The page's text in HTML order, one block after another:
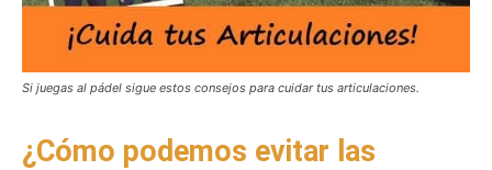
Si juegas al pádel sigue estos consejos para cuidar tus articulaciones.
¿Cómo podemos evitar las